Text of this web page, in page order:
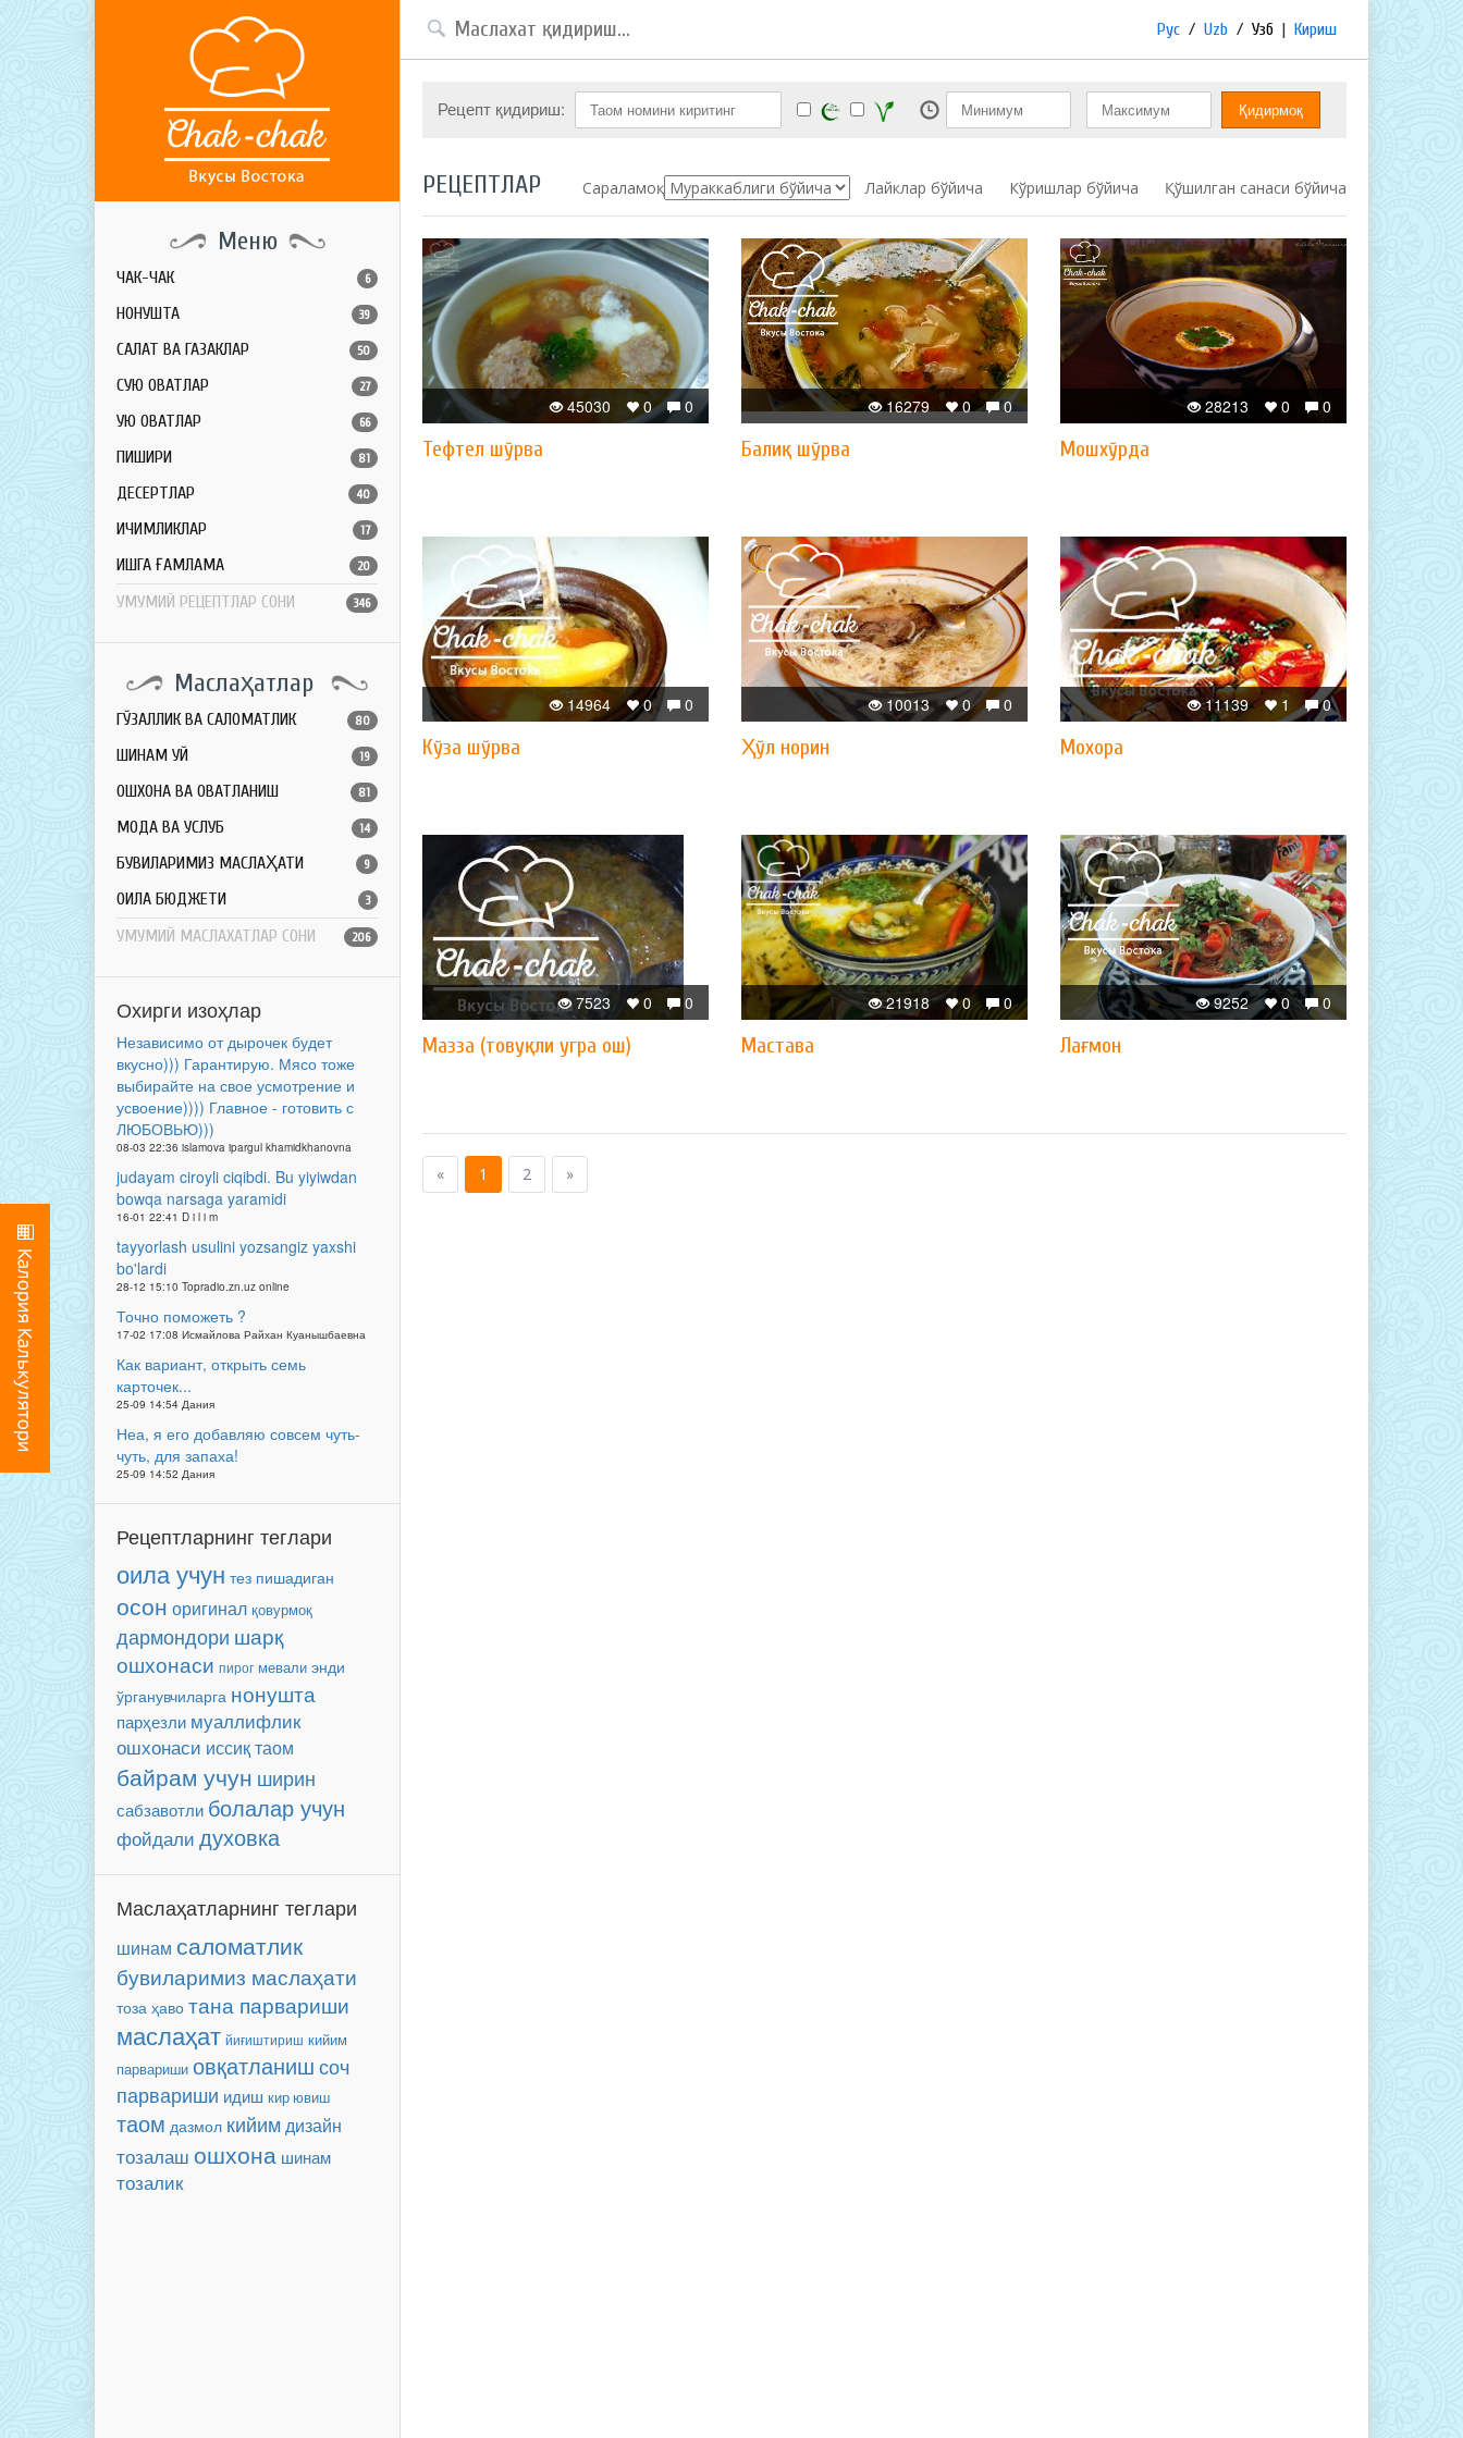
Меню
ЧАК-ЧАК 6
НОНУШТА 39
САЛАТ ВА ГАЗАКЛАР 50
СУЮҚ ОВҚАТЛАР 27
ҚУЮҚ ОВҚАТЛАР 66
ПИШИРИҚ 81
ДЕСЕРТЛАР 40
ИЧИМЛИКЛАР 17
ҚИШГА ҒАМЛАМА 20
УМУМИЙ РЕЦЕПТЛАР СОНИ 346
Маслаҳатлар
ГЎЗАЛЛИК ВА САЛОМАТЛИК 80
ШИНАМ УЙ 19
ОШХОНА ВА ОВҚАТЛАНИШ 81
МОДА ВА УСЛУБ 14
БУВИЛАРИМИЗ МАСЛАҲАТИ 9
ОИЛА БЮДЖЕТИ 3
УМУМИЙ МАСЛАХАТЛАР СОНИ 206
Охирги изоҳлар
Независимо от дырочек будет
вкусно))) Гарантирую. Мясо тоже
выбирайте на свое усмотрение и
усвоение)))) Главное - готовить с
ЛЮБОВЬЮ)))
08-03 22:36 islamova ipargul khamidkhanovna
judayam ciroyli ciqibdi. Bu yiyiwdan
bowqa narsaga yaramidi
16-01 22:41 D i l i m
tayyorlash usulini yozsangiz yaxshi
bo'lardi
28-12 15:10 Topradio.zn.uz online
Точно поможеть ?
17-02 17:08 Исмайлова Райхан Куанышбаевна
Как вариант, открыть семь
карточек...
25-09 14:54 Дания
Неа, я его добавляю совсем чуть-
чуть, для запаха!
25-09 14:52 Дания
Рецептларнинг теглари
оила учун тез пишадиган
осон оригинал қовурмоқ
дармондори шарқ
ошхонаси пирог мевали энди
ўрганувчиларга нонушта
парҳезли муаллифлик
ошхонаси иссиқ таом
байрам учун ширин
сабзавотли болалар учун
фойдали духовка
Маслаҳатларнинг теглари
шинам саломатлик
бувиларимиз маслаҳати
тоза ҳаво тана парвариши
маслаҳат йиғиштириш кийим
парвариши овқатланишсоч
парвариши идиш кир ювиш
таом дазмол кийимдизайн
тозалаш ошхона шинам
тозалик
Рус / Uzb / Узб | Кириш
Рецепт қидириш:
РЕЦЕПТЛАР Сараламоқ: Лайклар бўйича Кўришлар бўйича Қўшилган санаси бўйича
0
0
45030
Тефтел шўрва
0
0
16279
Балиқ шўрва
0
0
28213
Мошхўрда
0
0
14964
Кўза шўрва
0
0
10013
Ҳўл норин
0
1
11139
Мохора
0
0
7523
Мазза (товуқли угра ош)
0
0
21918
Мастава
0
0
9252
Лағмон
« 1 2 »